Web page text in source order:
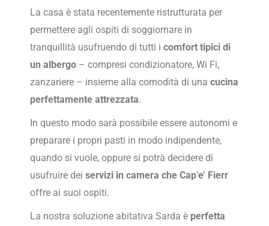
La casa è stata recentemente ristrutturata per
permettere agli ospiti di soggiornare in
tranquillità usufruendo di tutti icomfort tipici di
un albergo – compresi condizionatore, Wi Fi,
zanzariere – insieme alla comodità di unacucina
perfettamente attrezzata.
In questo modo sarà possibile essere autonomi e
preparare i propri pasti in modo indipendente,
quando si vuole, oppure si potrà decidere di
usufruire deiservizi in camera che Cap’e’ Fierr
offre ai suoi ospiti.
La nostra soluzione abitativa Sarda è perfetta